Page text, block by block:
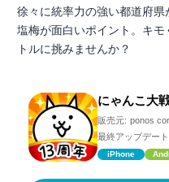
徐々に統率力の強い都道府
塩梅が面白いポイント。キ
トルに挑みませんか？
にゃんこ大
販売元: ponos
最終アップデー
iPhone